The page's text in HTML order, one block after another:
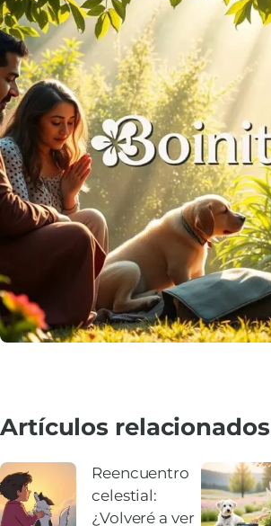
Artículos relacionados
Reencuentro
celestial:
¿Volveré a ver